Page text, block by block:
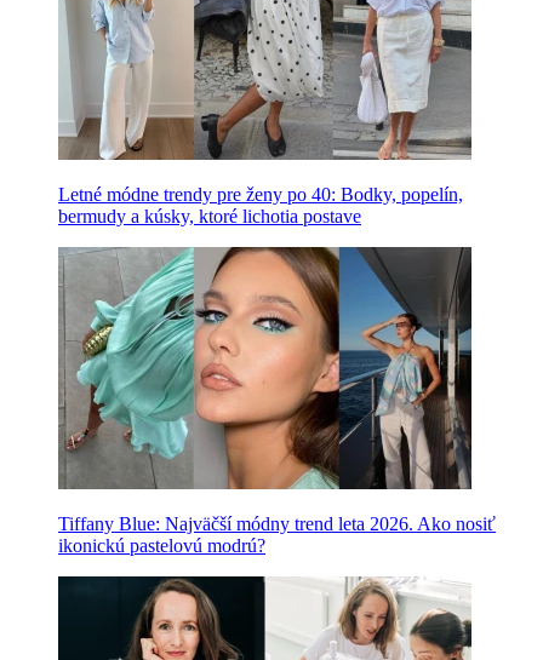
Letné módne trendy pre ženy po 40: Bodky, popelín,
bermudy a kúsky, ktoré lichotia postave
Tiffany Blue: Najväčší módny trend leta 2026. Ako nosiť
ikonickú pastelovú modrú?